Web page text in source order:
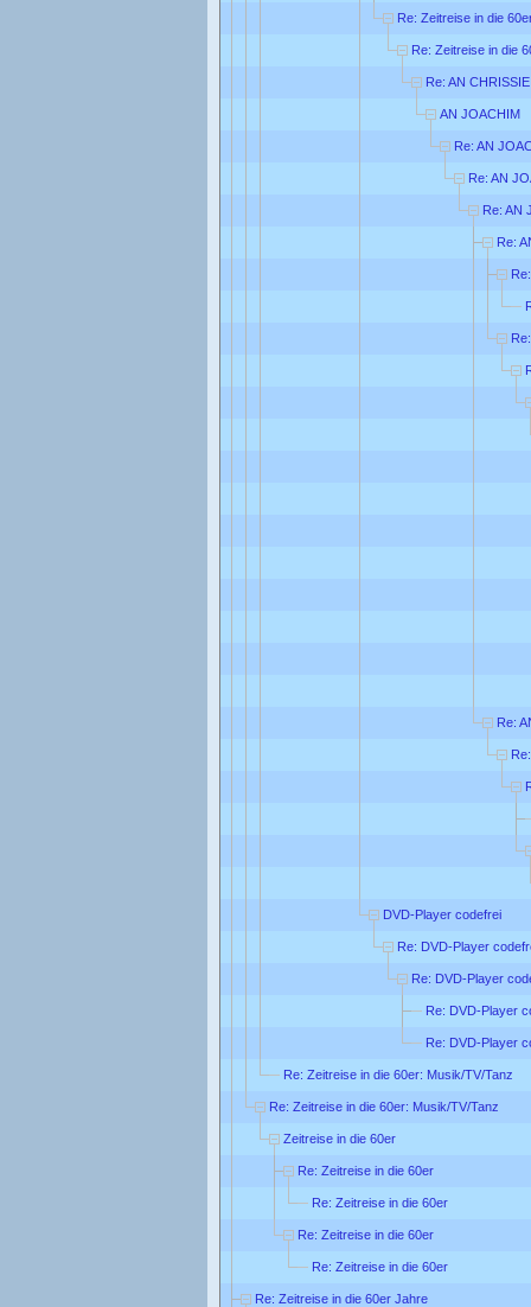
Re: Zeitreise in die
Re: Zeitreise in die
Re: AN CHRISSIE
AN JOACHIM
Re: AN
Re: AN
Re: AN
Re:
Re:
DVD-Player codefrei
Re: DVD-Player
Re: DVD-Player
Re: DVD-Player
Re: DVD-Player
Re: Zeitreise in die 60er: Musik/TV/Tanz
Re: Zeitreise in die 60er: Musik/TV/Tanz
Zeitreise in die 60er
Re: Zeitreise in die 60er
Re: Zeitreise in die 60er
Re: Zeitreise in die 60er
Re: Zeitreise in die 60er
Re: Zeitreise in die 60er Jahre